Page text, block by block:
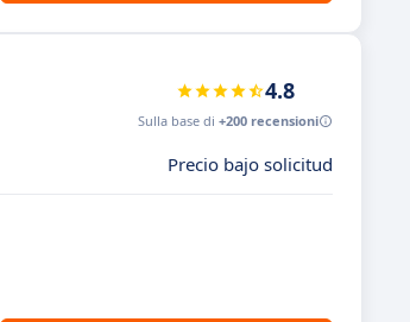
4.8
Sulla base di +200 recensioni
Precio bajo solicitud